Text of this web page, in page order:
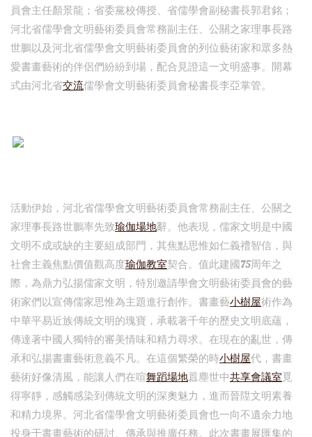
員會主任顏景龍；省委黨校傳授、省儒學會副秘書長郭君銘；
河北省儒學會文明藝術委員會常務副主任、公關之家理事長路
世鵬以及河北省儒學會文明藝術委員會的列位藝術家和眾多熱
愛書畫藝術的伴侶們紛紛到場，配合見證這一文明盛事。開幕
式由河北省交流儒學會文明藝術委員會秘書長李亞掌管。
活動伊始，河北省儒學會文明藝術委員會常務副主任、公關之
家理事長路世鵬率先致瑜伽場地辭。他表現，儒家文明是中國
文明不成或缺的主要組成部門，其焦點思惟如仁義禮智信，與
社會主義焦點價值觀高度瑜伽教室契合。值此建國75周年之
際，為鼎力弘揚儒家文明，特別邀請學會文明藝術委員會的藝
術家們以宣傳儒家思惟為主題進行創作。書畫藝小樹屋術作為
中華平易近族傳統文明的瑰寶，承載著千年的歷史文明底蘊，
傳達著中國人獨特的審美情味和精力尋求。在現在的亂世，傳
承和弘揚書畫藝術意義不凡。在這個繁榮的時小樹屋代，書畫
藝術好像清風，能讓人們在喧舞蹈場地囂塵世中共享會議室覓
得寧靜，感觸感染到傳統文明的深奧魅力，進而晉陞文明素養
和精力境界。河北省儒學會文明藝術委員會也一向不遺余力地
投身于書畫藝術的研討、傳承與推廣任務。此次書畫展匯集的